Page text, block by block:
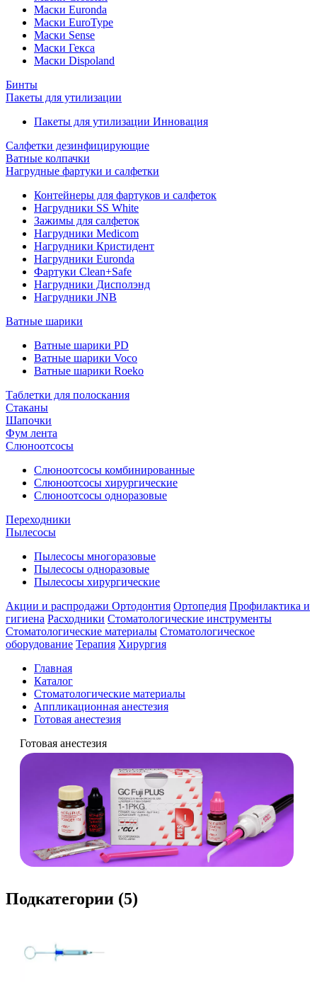
Маски Euronda
Маски EuroType
Маски Sense
Маски Гекса
Маски Dispoland
Бинты
Пакеты для утилизации
Пакеты для утилизации Инновация
Салфетки дезинфицирующие
Ватные колпачки
Нагрудные фартуки и салфетки
Контейнеры для фартуков и салфеток
Нагрудники SS White
Зажимы для салфеток
Нагрудники Medicom
Нагрудники Кристидент
Нагрудники Euronda
Фартуки Clean+Safe
Нагрудники Дисполэнд
Нагрудники JNB
Ватные шарики
Ватные шарики PD
Ватные шарики Voco
Ватные шарики Roeko
Таблетки для полоскания
Стаканы
Шапочки
Фум лента
Слюноотсосы
Слюноотсосы комбинированные
Слюноотсосы хирургические
Слюноотсосы одноразовые
Переходники
Пылесосы
Пылесосы многоразовые
Пылесосы одноразовые
Пылесосы хирургические
Акции и распродажи Ортодонтия Ортопедия Профилактика и
гигиена Расходники Стоматологические инструменты
Стоматологические материалы Стоматологическое
оборудование Терапия Хирургия
Главная
Каталог
Стоматологические материалы
Аппликационная анестезия
Готовая анестезия
Готовая анестезия
Подкатегории (5)